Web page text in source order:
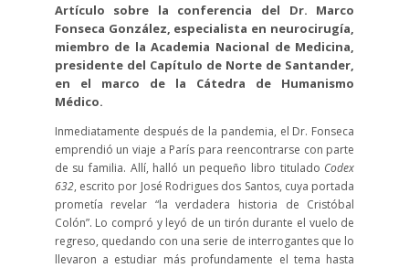
Artículo sobre la conferencia del Dr. Marco
Fonseca González, especialista en neurocirugía,
miembro de la Academia Nacional de Medicina,
presidente del Capítulo de Norte de Santander,
en el marco de la Cátedra de Humanismo
Médico.
Inmediatamente después de la pandemia, el Dr. Fonseca
emprendió un viaje a París para reencontrarse con parte
de su familia. Allí, halló un pequeño libro titulado Codex
632, escrito por José Rodrigues dos Santos, cuya portada
prometía revelar “la verdadera historia de Cristóbal
Colón”. Lo compró y leyó de un tirón durante el vuelo de
regreso, quedando con una serie de interrogantes que lo
llevaron a estudiar más profundamente el tema hasta